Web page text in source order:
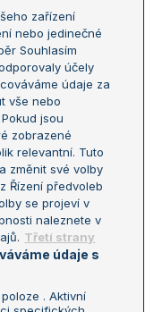
zařízení
nebo jedinečné
Souhlasím
účely
údaje za
vše nebo
jsou
zobrazené
relevantní. Tuto
změnit své volby
Řízení předvoleb
se projeví v
naleznete v
Třetí strany
údaje s
. Aktivní